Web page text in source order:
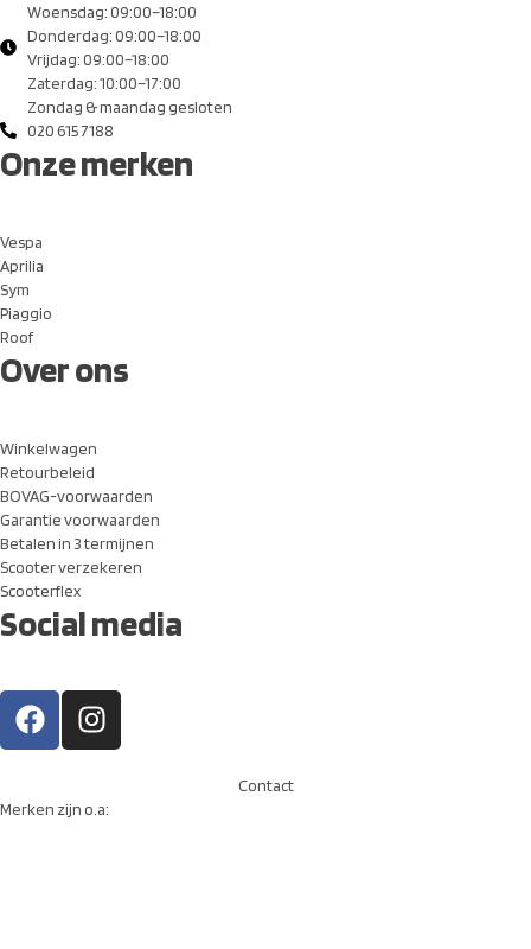
Woensdag: 09:00–18:00
Donderdag: 09:00–18:00
Vrijdag: 09:00–18:00
Zaterdag: 10:00–17:00
Zondag & maandag gesloten
020 615 7188
Onze merken
Vespa
Aprilia
Sym
Piaggio
Roof
Over ons
Winkelwagen
Retourbeleid
BOVAG-voorwaarden
Garantie voorwaarden
Betalen in 3 termijnen
Scooter verzekeren
Scooterflex
Social media
Merken zijn o.a:
Contact